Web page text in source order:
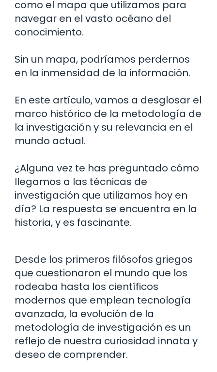
como el mapa que utilizamos para
navegar en el vasto océano del
conocimiento.
Sin un mapa, podríamos perdernos
en la inmensidad de la información.
En este artículo, vamos a desglosar el
marco histórico de la metodología de
la investigación y su relevancia en el
mundo actual.
¿Alguna vez te has preguntado cómo
llegamos a las técnicas de
investigación que utilizamos hoy en
día? La respuesta se encuentra en la
historia, y es fascinante.
Desde los primeros filósofos griegos
que cuestionaron el mundo que los
rodeaba hasta los científicos
modernos que emplean tecnología
avanzada, la evolución de la
metodología de investigación es un
reflejo de nuestra curiosidad innata y
deseo de comprender.